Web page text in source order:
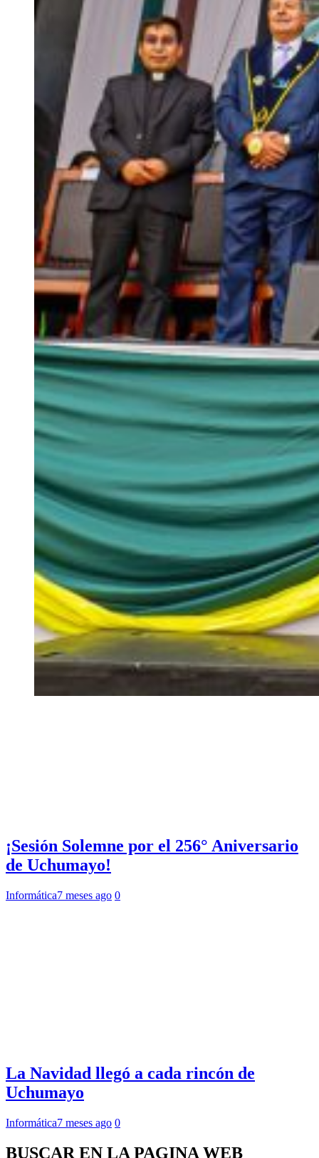
¡Sesión Solemne por el 256° Aniversario
de Uchumayo!
Informática7 meses ago 0
La Navidad llegó a cada rincón de
Uchumayo
Informática7 meses ago 0
BUSCAR EN LA PAGINA WEB